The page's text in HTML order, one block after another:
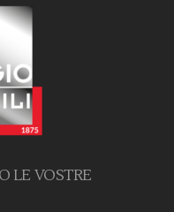
LE VOSTRE